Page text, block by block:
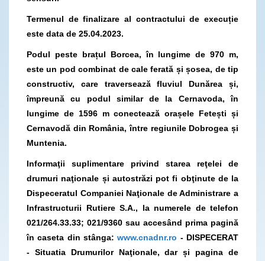
Termenul de finalizare al contractului de execuție
este data de 25.04.2023.
Podul peste brațul Borcea, în lungime de 970 m,
este un pod combinat de cale ferată și șosea, de tip
constructiv, care traversează fluviul Dunărea și,
împreună cu podul similar de la Cernavoda, în
lungime de 1596 m conectează orașele Fetești și
Cernavodă din România, între regiunile Dobrogea și
Muntenia.
Informaţii suplimentare privind starea reţelei de
drumuri naţionale și autostrăzi pot fi obţinute de la
Dispeceratul Companiei Naţionale de Administrare a
Infrastructurii Rutiere S.A., la numerele de telefon
021/264.33.33; 021/9360 sau accesând prima pagină
în caseta din stânga:www.cnadnr.ro - DISPECERAT
- Situatia Drumurilor Naţionale, dar și pagina de